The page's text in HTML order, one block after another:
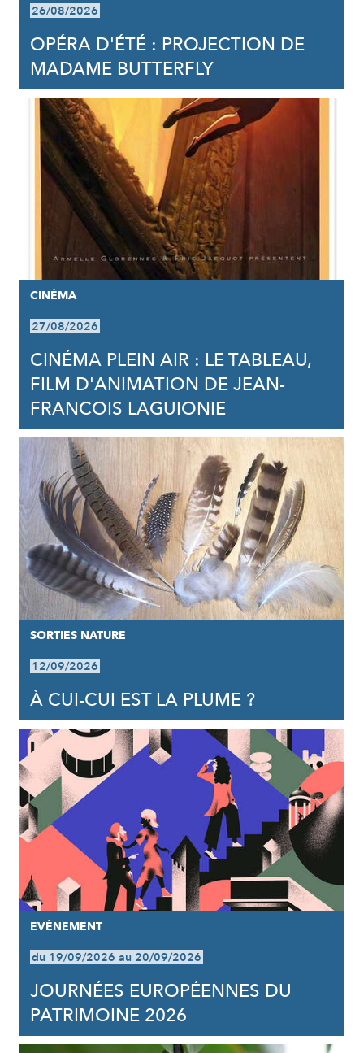
26/08/2026
OPÉRA D'ÉTÉ : PROJECTION DE
MADAME BUTTERFLY
CINÉMA
27/08/2026
CINÉMA PLEIN AIR : LE TABLEAU,
FILM D'ANIMATION DE JEAN-
FRANCOIS LAGUIONIE
SORTIES NATURE
12/09/2026
À CUI-CUI EST LA PLUME ?
EVÈNEMENT
du 19/09/2026 au 20/09/2026
JOURNÉES EUROPÉENNES DU
PATRIMOINE 2026